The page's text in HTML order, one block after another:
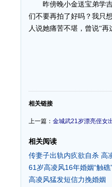
昨傍晚小金送宝弟学吉
们不要再拍了好吗？我只
人说她痛苦不堪，曾说“再
-
相关链接
上一篇： 金城武21岁漂亮侄女
相关阅读
传妻子出轨内疚欲自杀 高
61岁高凌风16年婚姻“触
高凌风猛发短信力挽婚姻